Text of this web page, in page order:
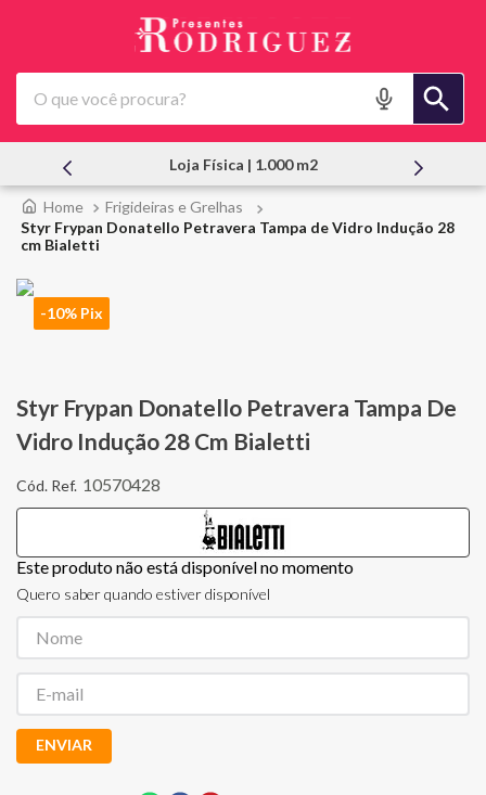
O que você procura?
Loja Física | 1.000 m2
Frigideiras e Grelhas
Styr Frypan Donatello Petravera Tampa de Vidro Indução 28
cm Bialetti
-10% Pix
Styr Frypan Donatello Petravera Tampa De
Vidro Indução 28 Cm Bialetti
10570428
Este produto não está disponível no momento
Quero saber quando estiver disponível
ENVIAR